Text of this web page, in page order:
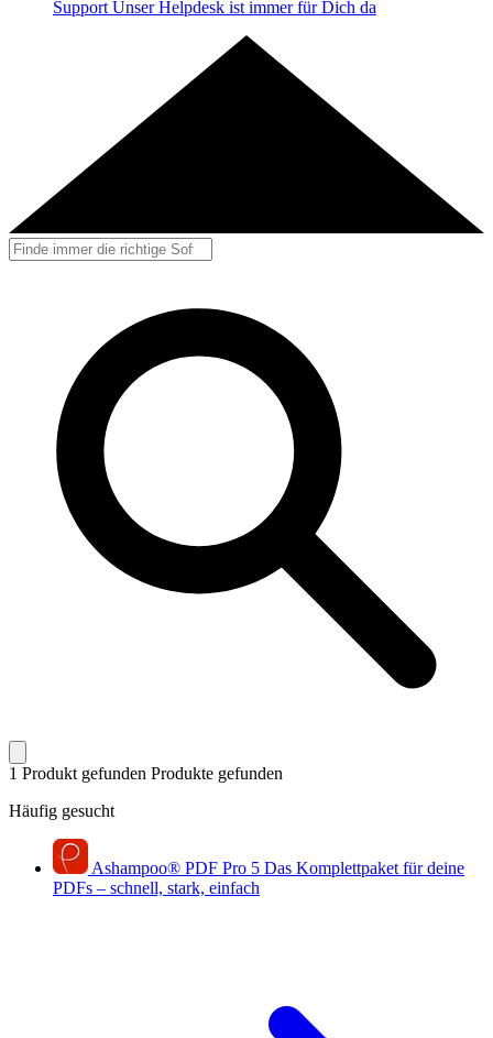
Support Unser Helpdesk ist immer für Dich da
1 Produkt gefunden Produkte gefunden
Häufig gesucht
Ashampoo® PDF Pro 5 Das Komplettpaket für deine
PDFs – schnell, stark, einfach